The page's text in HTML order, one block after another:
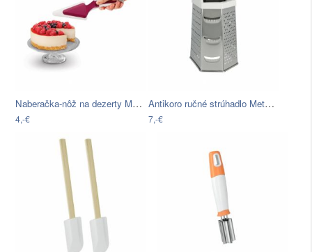
Naberačka-nôž na dezerty Metaltex
4,-€
Antikoro ručné strúhadlo Metaltex…
7,-€